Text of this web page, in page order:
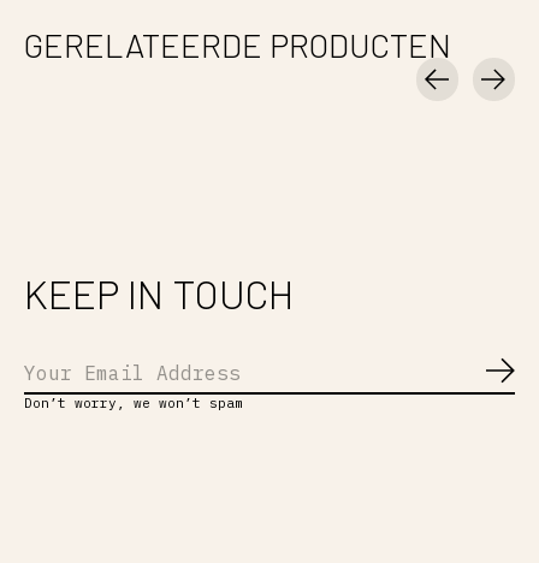
GERELATEERDE PRODUCTEN
KEEP IN TOUCH
Don’t worry, we won’t spam